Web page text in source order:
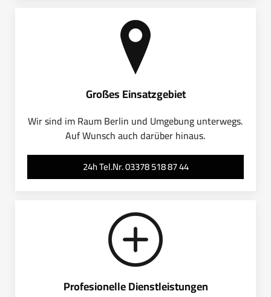
Großes Einsatzgebiet
Wir sind im Raum Berlin und Umgebung unterwegs.
Auf Wunsch auch darüber hinaus.
24h Tel.Nr. 03378 518 87 44
Profesionelle Dienstleistungen